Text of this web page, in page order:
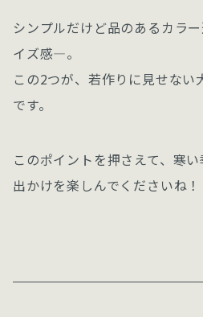
シンプルだけど品のあるカラ
イズ感—。
この2つが、若作りに見せない
です。
このポイントを押さえて、寒
出かけを楽しんでくださいね！